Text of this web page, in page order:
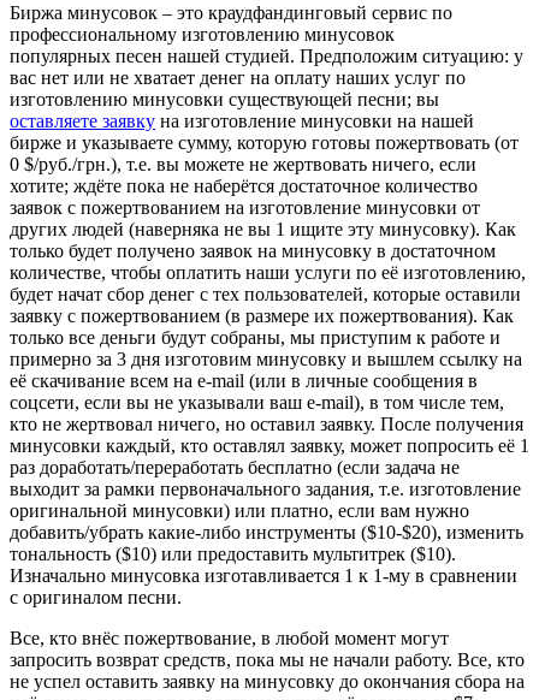
Биржа минусовок – это краудфандинговый сервис по
профессиональному изготовлению минусовок
популярных песен нашей студией. Предположим ситуацию: у
вас нет или не хватает денег на оплату наших услуг по
изготовлению минусовки существующей песни; вы
оставляете заявку на изготовление минусовки на нашей
бирже и указываете сумму, которую готовы пожертвовать (от
0 $/руб./грн.), т.е. вы можете не жертвовать ничего, если
хотите; ждёте пока не наберётся достаточное количество
заявок с пожертвованием на изготовление минусовки от
других людей (наверняка не вы 1 ищите эту минусовку). Как
только будет получено заявок на минусовку в достаточном
количестве, чтобы оплатить наши услуги по её изготовлению,
будет начат сбор денег с тех пользователей, которые оставили
заявку с пожертвованием (в размере их пожертвования). Как
только все деньги будут собраны, мы приступим к работе и
примерно за 3 дня изготовим минусовку и вышлем ссылку на
её скачивание всем на e-mail (или в личные сообщения в
соцсети, если вы не указывали ваш e-mail), в том числе тем,
кто не жертвовал ничего, но оставил заявку. После получения
минусовки каждый, кто оставлял заявку, может попросить её 1
раз доработать/переработать бесплатно (если задача не
выходит за рамки первоначального задания, т.е. изготовление
оригинальной минусовки) или платно, если вам нужно
добавить/убрать какие-либо инструменты ($10-$20), изменить
тональность ($10) или предоставить мультитрек ($10).
Изначально минусовка изготавливается 1 к 1-му в сравнении
с оригиналом песни.
Все, кто внёс пожертвование, в любой момент могут
запросить возврат средств, пока мы не начали работу. Все, кто
не успел оставить заявку на минусовку до окончания сбора на